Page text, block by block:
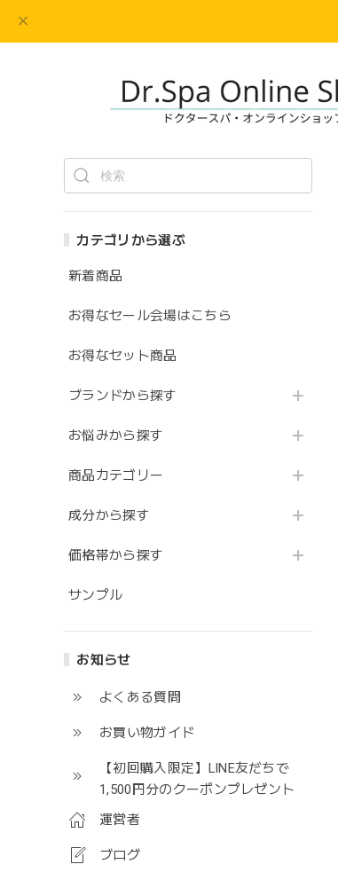
カテゴリから選ぶ
新着商品
お得なセール会場はこちら
お得なセット商品
ブランドから探す
お悩みから探す
商品カテゴリー
成分から探す
価格帯から探す
サンプル
お知らせ
よくある質問
お買い物ガイド
【初回購入限定】LINE友だちで
1,500円分のクーポンプレゼント
運営者
ブログ